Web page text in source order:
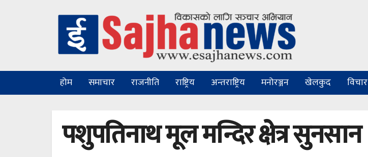
होम समाचार राजनीति राष्ट्रिय अन्तराष्ट्रिय मनोरञ्जन खेलकुद विचार
पशुपतिनाथ मूल मन्दिर क्षेत्र सुनसान